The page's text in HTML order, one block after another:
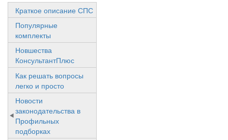
Краткое описание СПС
Популярные
комплекты
Новшества
КонсультантПлюс
Как решать вопросы
легко и просто
Новости
законодательства в
Профильных
подборках